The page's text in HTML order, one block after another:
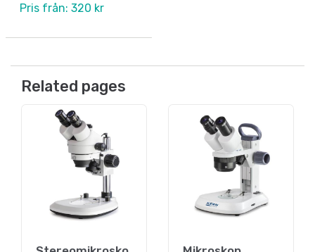
Pris från: 320 kr
Related pages